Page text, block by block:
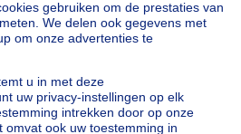
te koop
Manoir te koop
BelgiëHuis te koop Frankrijk
Huis te koop Nederland